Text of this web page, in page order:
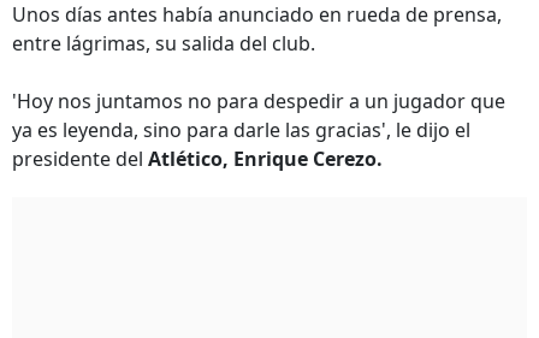
Unos días antes había anunciado en rueda de prensa,
entre lágrimas, su salida del club.
'Hoy nos juntamos no para despedir a un jugador que
ya es leyenda, sino para darle las gracias', le dijo el
presidente del Atlético, Enrique Cerezo.